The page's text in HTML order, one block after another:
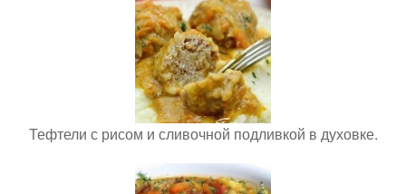
Тефтели с рисом и сливочной подливкой в духовке.